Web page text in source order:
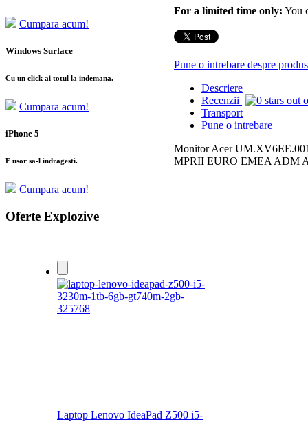
For a limited time only: You
Pune o intrebare despre produs
Descriere
Recenzii
Transport
Pune o intrebare
Monitor Acer
MPRII EURO EMEA ADM
Cumpara acum!
Windows Surface
Cu un click ai totul la indemana.
Cumpara acum!
iPhone 5
E usor sa-l indragesti.
Cumpara acum!
Oferte Explozive
Laptop Lenovo IdeaPad Z500 i5-